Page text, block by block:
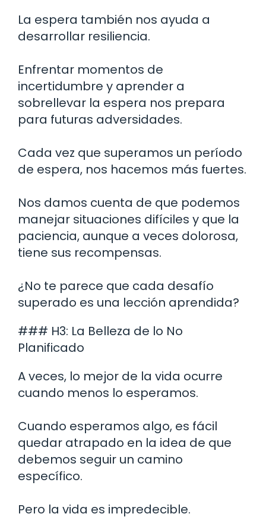
La espera también nos ayuda a
desarrollar resiliencia.
Enfrentar momentos de
incertidumbre y aprender a
sobrellevar la espera nos prepara
para futuras adversidades.
Cada vez que superamos un período
de espera, nos hacemos más fuertes.
Nos damos cuenta de que podemos
manejar situaciones difíciles y que la
paciencia, aunque a veces dolorosa,
tiene sus recompensas.
¿No te parece que cada desafío
superado es una lección aprendida?
### H3: La Belleza de lo No
Planificado
A veces, lo mejor de la vida ocurre
cuando menos lo esperamos.
Cuando esperamos algo, es fácil
quedar atrapado en la idea de que
debemos seguir un camino
específico.
Pero la vida es impredecible.